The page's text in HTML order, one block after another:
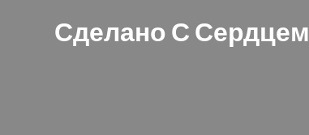
Сделано С Сердцем